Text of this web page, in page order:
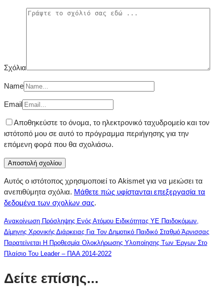
Σχόλια
Name
Email
Αποθηκεύστε το όνομα, το ηλεκτρονικό ταχυδρομείο και τον
ιστότοπό μου σε αυτό το πρόγραμμα περιήγησης για την
επόμενη φορά που θα σχολιάσω.
Αυτός ο ιστότοπος χρησιμοποιεί το Akismet για να μειώσει τα
ανεπιθύμητα σχόλια. Μάθετε πώς υφίστανται επεξεργασία τα
δεδομένα των σχολίων σας.
Ανακοίνωση Πρόσληψης Ενός Ατόμου Ειδικότητας ΥΕ Παιδοκόμων,
Δίμηνης Χρονικής Διάρκειας Για Τον Δημοτικό Παιδικό Σταθμό Άρνισσας
Παρατείνεται Η Προθεσμία Ολοκλήρωσης Υλοποίησης Των Έργων Στο
Πλαίσιο Του Leader – ΠΑΑ 2014-2022
Δείτε επίσης...